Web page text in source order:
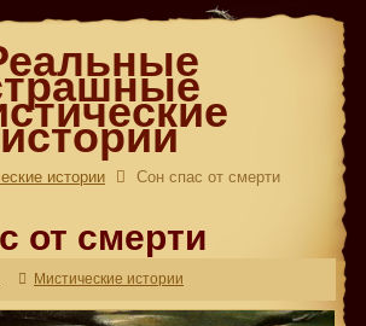
истории
истории Сон спас от смерти
от смерти
Мистические истории